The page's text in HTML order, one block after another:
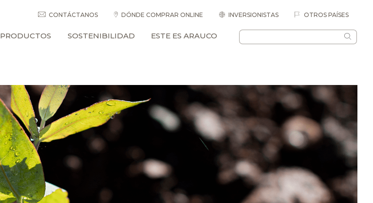
CONTÁCTANOS DÓNDE COMPRAR ONLINE INVERSIONISTAS OTROS PAÍSES
PRODUCTOS SOSTENIBILIDAD ESTE ES ARAUCO